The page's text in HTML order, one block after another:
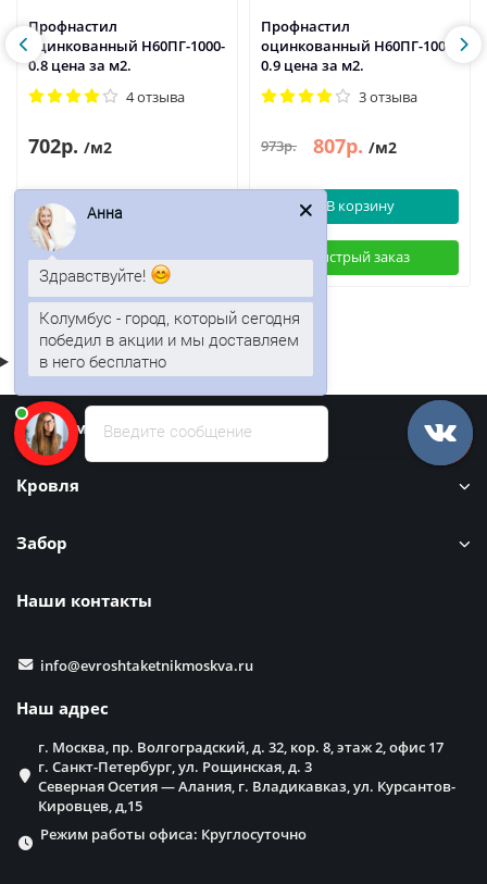
Профнастил
оцинкованный Н60ПГ-1000-
0.8 цена за м2.
4 отзыва
702р. /м2
В корзину
Быстрый заказ
Профнастил
оцинкованный Н60ПГ-1000-
0.9 цена за м2.
3 отзыва
973р. 807р. /м2
В корзину
Быстрый заказ
Информация
Кровля
Забор
Наши контакты
info@evroshtaketnikmoskva.ru
Наш адрес
г. Москва, пр. Волгоградский, д. 32, кор. 8, этаж 2, офис 17
г. Санкт-Петербург, ул. Рощинская, д. 3
Северная Осетия — Алания, г. Владикавказ, ул. Курсантов-
Кировцев, д,15
Режим работы офиса: Круглосуточно
Введите сообщение
Анна
Здравствуйте!
Колумбус - город, который сегодня
победил в акции и мы доставляем
в него бесплатно